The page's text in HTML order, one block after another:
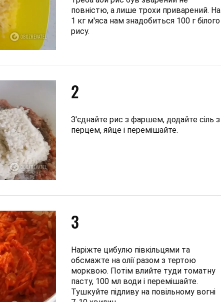
повністю, а лише трохи приварений. На
1 кг м'яса нам знадобиться 100 г білого
рису.
2
З'єднайте рис з фаршем, додайте сіль з
перцем, яйце і перемішайте.
3
Наріжте цибулю півкільцями та
обсмажте на олії разом з тертою
морквою. Потім влийте туди томатну
пасту, 100 мл води і перемішайте.
Тушкуйте підливу на повільному вогні